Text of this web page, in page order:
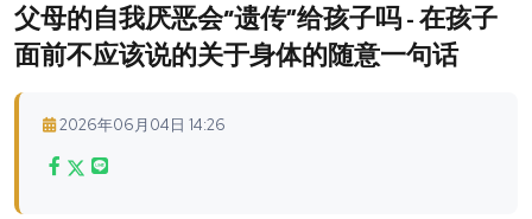
父母的自我厌恶会“遗传”给孩子吗 - 在孩子
面前不应该说的关于身体的随意一句话
2026年06月04日 14:26